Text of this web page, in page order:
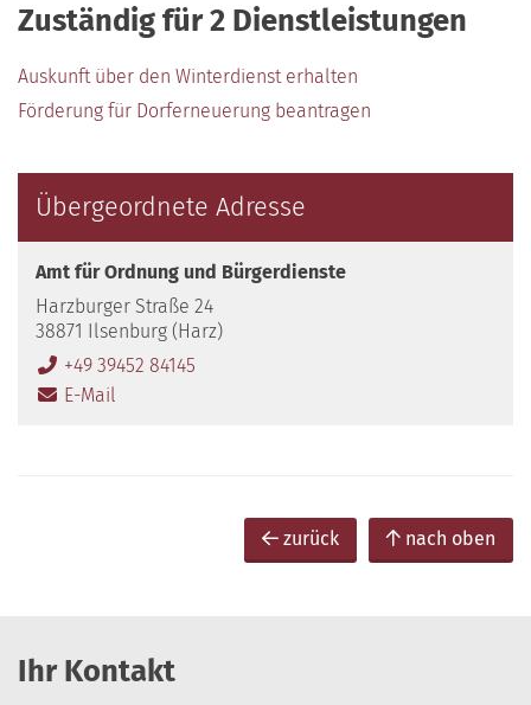
Zuständig für 2 Dienstleistungen
Auskunft über den Winterdienst erhalten
Förderung für Dorferneuerung beantragen
Übergeordnete Adresse
Amt für Ordnung und Bürgerdienste
Harzburger Straße 24
38871 Ilsenburg (Harz)
+49 39452 84145
E-Mail
zurück nach oben
Ihr Kontakt